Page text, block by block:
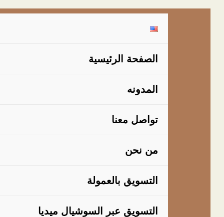
الصفحة الرئيسية
المدونه
تواصل معنا
من نحن
التسويق بالعمولة
التسويق عبر السوشيال ميديا